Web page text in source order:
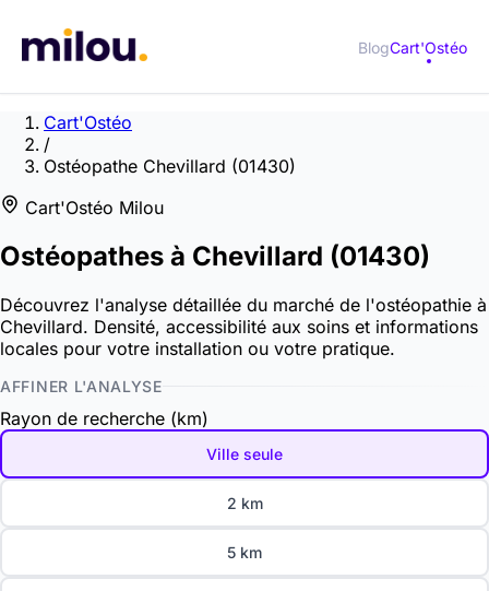
BlogCart'Ostéo
Cart'Ostéo
/
Ostéopathe Chevillard (01430)
Cart'Ostéo Milou
Ostéopathes à Chevillard (01430)
Découvrez l'analyse détaillée du marché de l'ostéopathie à
Chevillard. Densité, accessibilité aux soins et informations
locales pour votre installation ou votre pratique.
AFFINER L'ANALYSE
Rayon de recherche (km)
Ville seule
2 km
5 km